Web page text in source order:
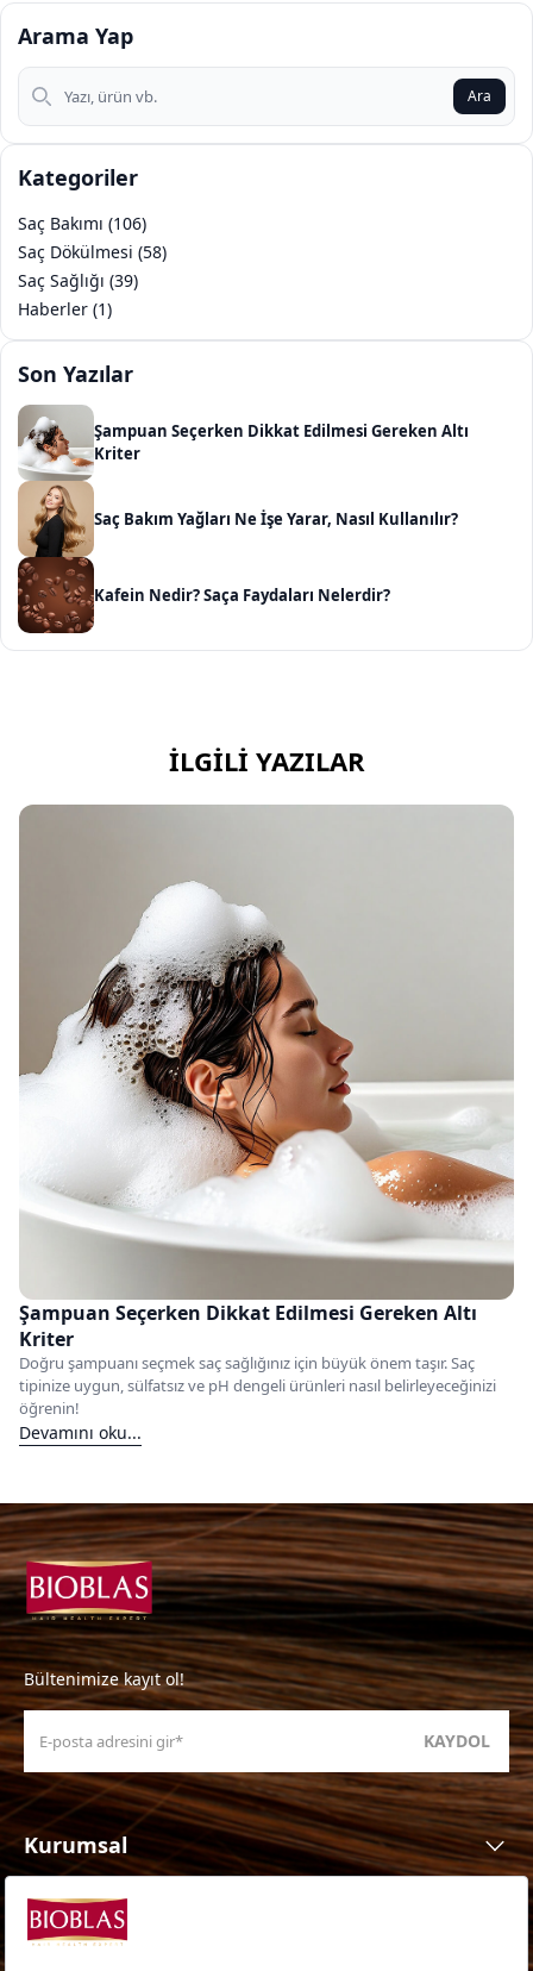
Arama Yap
Arama Yap
Ara
Kategoriler
Saç Bakımı (106)
Saç Dökülmesi (58)
Saç Sağlığı (39)
Haberler (1)
Son Yazılar
Şampuan Seçerken Dikkat Edilmesi Gereken Altı
Kriter
Saç Bakım Yağları Ne İşe Yarar, Nasıl Kullanılır?
Kafein Nedir? Saça Faydaları Nelerdir?
İLGILI YAZILAR
Şampuan Seçerken Dikkat Edilmesi Gereken Altı
Kriter
Doğru şampuanı seçmek saç sağlığınız için büyük önem taşır. Saç
tipinize uygun, sülfatsız ve pH dengeli ürünleri nasıl belirleyeceğinizi
öğrenin!
Devamını oku...
Bültenimize kayıt ol!
KAYDOL
Kurumsal
Ürünler
Ürün Ailesi